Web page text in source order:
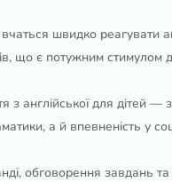
швидко реагувати
що є потужним стимулом
з англійської для дітей —
а й впевненість у
обговорення завдань та